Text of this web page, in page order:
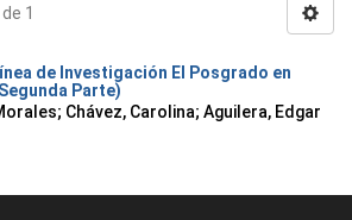
1
de Investigación El Posgrado en
Parte)
; Chávez, Carolina; Aguilera, Edgar